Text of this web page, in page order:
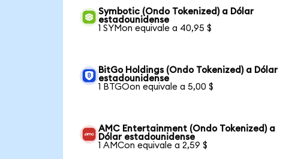
Symbotic (Ondo Tokenized) a Dólar
estadounidense
1 SYMon equivale a 40,95 $
BitGo Holdings (Ondo Tokenized) a Dólar
estadounidense
1 BTGOon equivale a 5,00 $
AMC Entertainment (Ondo Tokenized) a
Dólar estadounidense
1 AMCon equivale a 2,59 $